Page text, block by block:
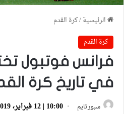
الرئيسية/كرة القدم
كرة القدم
فرانس فوتبول
في تاريخ كرة
سبورتايم 10:00 | 12 فبراير، 2019